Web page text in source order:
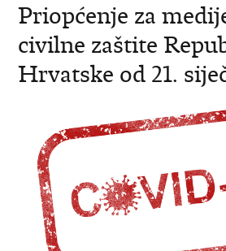
Priopćenje za
civilne zaštite
Hrvatske od 21.